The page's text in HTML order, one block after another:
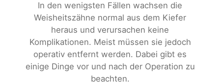
In den wenigsten Fällen wachsen die
Weisheitszähne normal aus dem Kiefer
heraus und verursachen keine
Komplikationen. Meist müssen sie jedoch
operativ entfernt werden. Dabei gibt es
einige Dinge vor und nach der Operation zu
beachten.